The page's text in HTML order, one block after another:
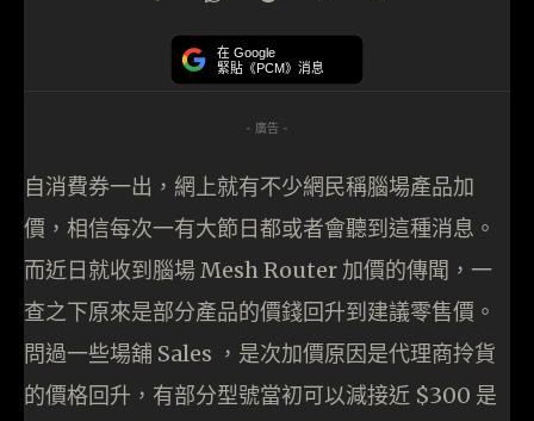
在 Google
緊貼《PCM》消息
- 廣告 -
自消費券一出，網上就有不少網民稱腦場產品加
價，相信每次一有大節日都或者會聽到這種消息。
而近日就收到腦場 Mesh Router 加價的傳聞，一
查之下原來是部分產品的價錢回升到建議零售價。
問過一些場舖 Sales ，是次加價原因是代理商拎貨
的價格回升，有部分型號當初可以減接近 $300 是